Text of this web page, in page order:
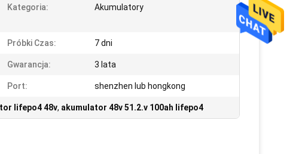
Kategoria: Akumulatory
Próbki Czas: 7 dni
Gwarancja: 3 lata
Port: shenzhen lub hongkong
lifepo4 48v, akumulator 48v 51.2.v 100ah lifepo4